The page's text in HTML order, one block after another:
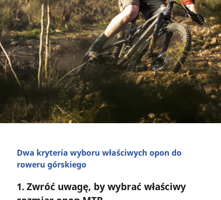
Dwa kryteria wyboru właściwych opon do
roweru górskiego
1. Zwróć uwagę, by wybrać właściwy